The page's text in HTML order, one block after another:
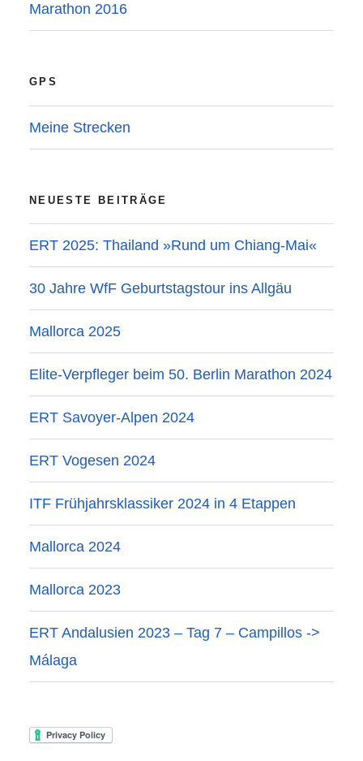
Marathon 2016
GPS
Meine Strecken
NEUESTE BEITRÄGE
ERT 2025: Thailand »Rund um Chiang-Mai«
30 Jahre WfF Geburtstagstour ins Allgäu
Mallorca 2025
Elite-Verpfleger beim 50. Berlin Marathon 2024
ERT Savoyer-Alpen 2024
ERT Vogesen 2024
ITF Frühjahrsklassiker 2024 in 4 Etappen
Mallorca 2024
Mallorca 2023
ERT Andalusien 2023 – Tag 7 – Campillos ->
Málaga